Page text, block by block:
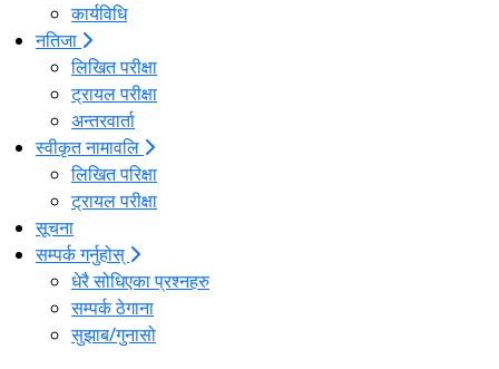
कार्यविधि
नतिजा
लिखित परीक्षा
ट्रायल परीक्षा
अन्तरवार्ता
स्वीकृत नामावलि
लिखित परिक्षा
ट्रायल परीक्षा
सूचना
सम्पर्क गर्नुहोस्
धेरै सोधिएका प्रश्नहरु
सम्पर्क ठेगाना
सुझाब/गुनासो